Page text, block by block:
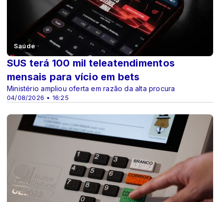
Saúde
04/08/2026 • 16:25
SUS terá 100 mil teleatendimentos
mensais para vício em bets
Ministério ampliou oferta em razão da alta procura